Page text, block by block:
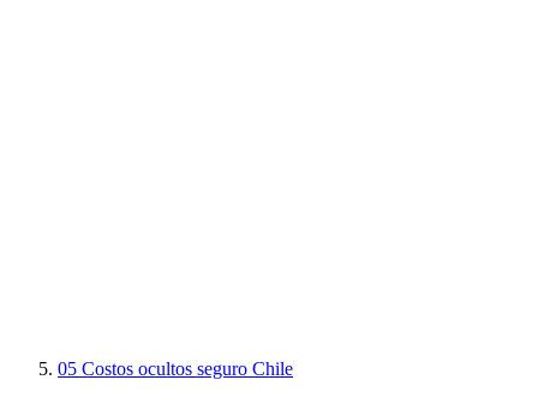
05 Costos ocultos seguro Chile